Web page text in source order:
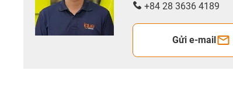
+84 28 3636 4189
Gửi e-mail